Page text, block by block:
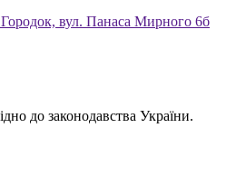
вул. Панаса Мирного 6б
до законодавства України.